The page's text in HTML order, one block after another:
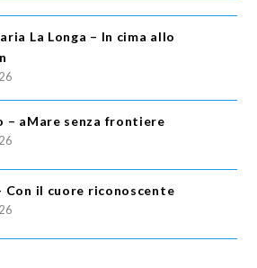
La Longa – In cima allo
– aMare senza frontiere
Con il cuore riconoscente